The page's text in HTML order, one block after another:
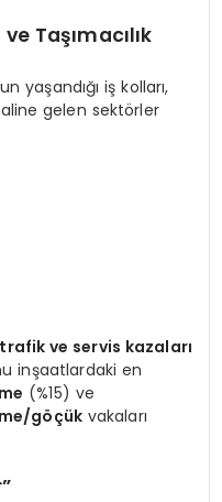
Taşımacılık
yaşandığı iş kolları,
gelen sektörler
trafik ve servis kazaları
inşaatlardaki en
(%15) ve
göçükvakaları